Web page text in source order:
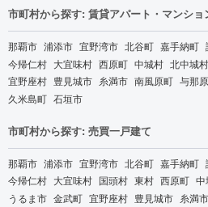
市町村から探す: 賃貸アパート・マンショ
那覇市 浦添市 宜野湾市 北谷町 嘉手納町
今帰仁村 大宜味村 西原町 中城村 北中城村
宜野座村 豊見城市 糸満市 南風原町 与那
久米島町 石垣市
市町村から探す: 売買一戸建て
那覇市 浦添市 宜野湾市 北谷町 嘉手納町
今帰仁村 大宜味村 国頭村 東村 西原町 中
うるま市 金武町 宜野座村 豊見城市 糸満市